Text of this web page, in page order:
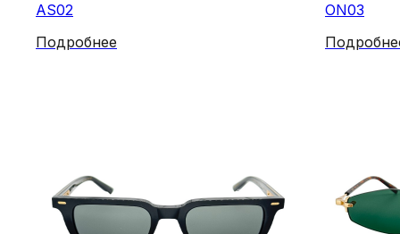
AS02
Подробнее
ON03